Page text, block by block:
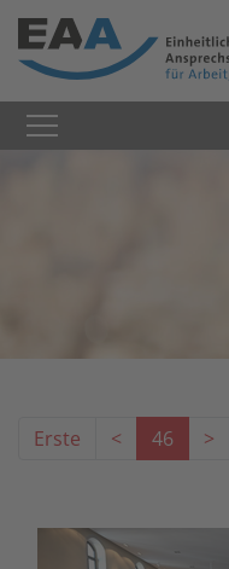
Erste < 46 >